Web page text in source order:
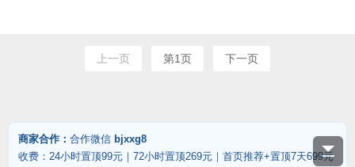
上一页 第1页 下一页
商家合作： 合作微信 bjxxg8
收费：24小时置顶99元｜72小时置顶269元｜首页推荐+置顶7天699元